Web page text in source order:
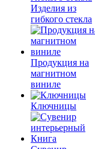
Изделия из
гибкого стекла
Продукция на
магнитном
виниле
Ключницы